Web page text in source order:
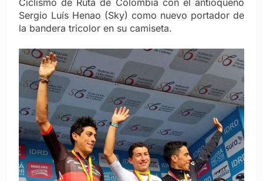
Ciclismo de Ruta de Colombia con el antioqueño
Sergio Luís Henao (Sky) como nuevo portador de
la bandera tricolor en su camiseta.